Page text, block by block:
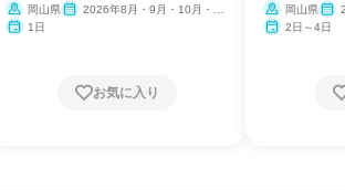
岡山県
2026年8月・9月・10月・11
1日
お気に入り
岡山県
2日～4日